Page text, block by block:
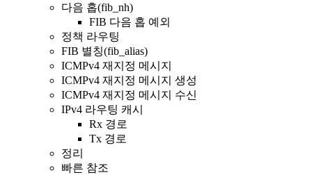
다음 홉(fib_nh)
FIB 다음 홉 예외
정책 라우팅
FIB 별칭(fib_alias)
ICMPv4 재지정 메시지
ICMPv4 재지정 메시지 생성
ICMPv4 재지정 메시지 수신
IPv4 라우팅 캐시
Rx 경로
Tx 경로
정리
빠른 참조